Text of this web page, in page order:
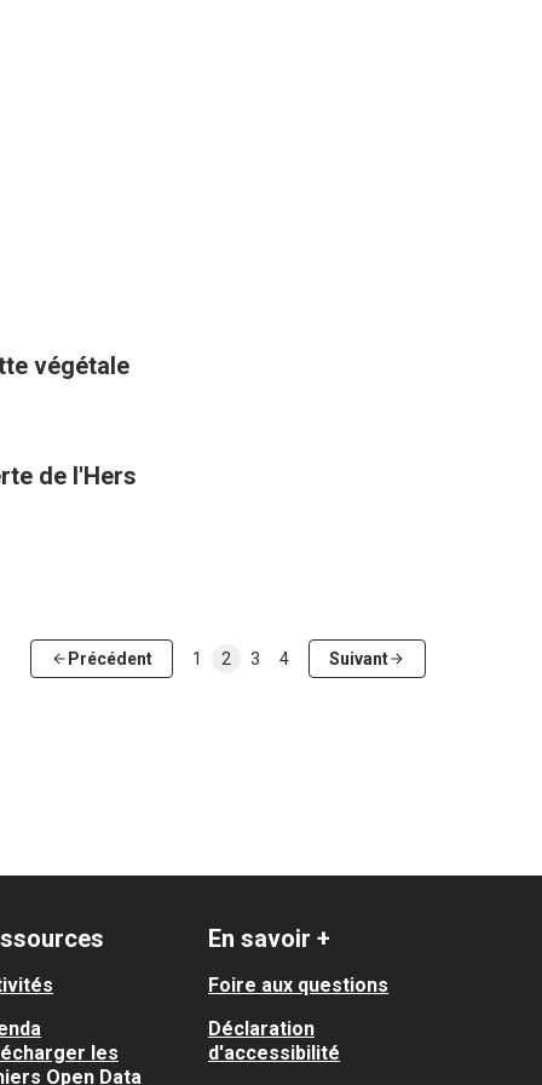
végétale
de l'Hers
Précédent 1 2 3 4 Suivant
les
Open Data
En savoir +
Foire aux questions
Déclaration
d'accessibilité